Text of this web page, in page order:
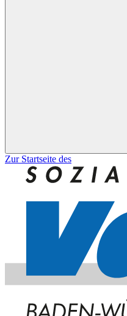
Zur Startseite des